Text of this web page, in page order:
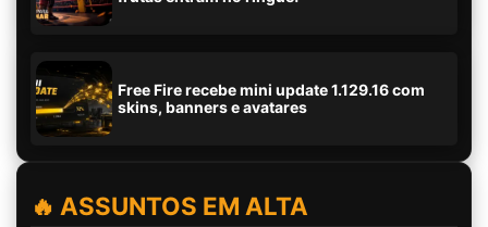
Free Fire recebe mini update 1.129.16 com
skins, banners e avatares
🔥 ASSUNTOS EM ALTA